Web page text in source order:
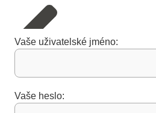
Vaše uživatelské jméno:
Vaše heslo: